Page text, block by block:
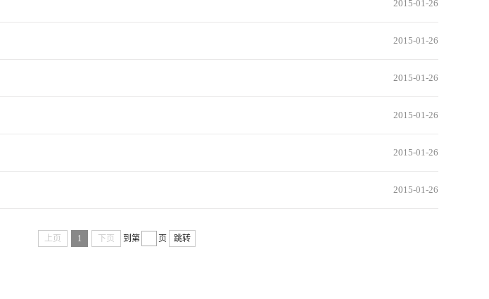
2015-01-26
2015-01-26
2015-01-26
2015-01-26
2015-01-26
2015-01-26
上页 1 下页 到第 页 跳转